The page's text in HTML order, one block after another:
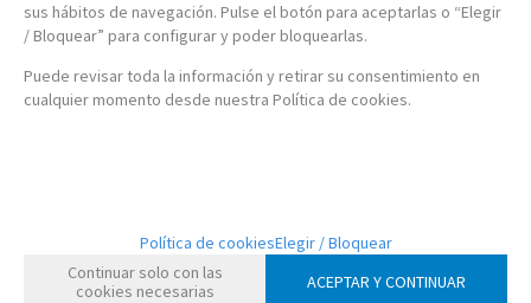
SW29270
NINTENDO SWITCH - KIRBY AND THE FORGOTTEN LAND
sus hábitos de navegación. Pulse el botón para aceptarlas o “Elegir
/ Bloquear” para configurar y poder bloquearlas.
Puede revisar toda la información y retirar su consentimiento en
cualquier momento desde nuestra Política de cookies.
Política de cookiesElegir / Bloquear
Continuar solo con las
cookies necesarias
ACEPTAR Y CONTINUAR